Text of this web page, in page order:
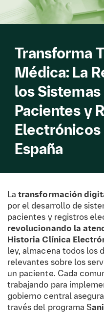
Transforma
Médica: La
los
Pacientes y
Electrónicos
España
La transformación
por el desarrollo de
pacientes y registros
revolucionando la
Historia Clínica
ley, almacena todos los
relevantes sobre los
un paciente. Cada
trabajando para
gobierno central
través del programa S